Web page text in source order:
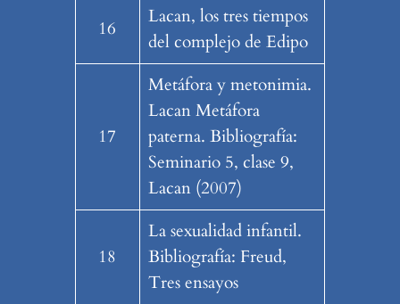
16
Lacan, los tres tiempos
del complejo de Edipo
17
Metáfora y metonimia.
Lacan Metáfora
paterna. Bibliografía:
Seminario 5, clase 9,
Lacan (2007)
18
La sexualidad infantil.
Bibliografía: Freud,
Tres ensayos